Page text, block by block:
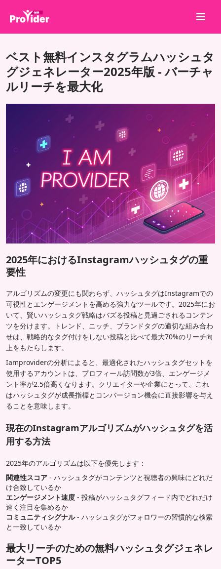
会社概要
ログイン
サインアップ
利用規約
ベスト無料インスタグラムハッシュタ
グジェネレーター2025年版 - バーチャ
ルリーチを最大化
2025年におけるInstagramハッシュタグの重
要性
アルゴリズムの変更にも関わらず、ハッシュタグはInstagramでの
可視性とエンゲージメントを高める強力なツールです。2025年にお
いて、賢いハッシュタグ戦略はバズる投稿と見過ごされるコンテン
ツを分けます。トレンド、ニッチ、ブランドタグの適切な組み合わ
せは、戦略的なタグ付けをしない投稿と比べて最大70%のリーチ向
上をもたらします。
Iamproviderの分析によると、最適化されたハッシュタグセットを
使用するアカウントは、プロフィール訪問数が3倍、エンゲージメ
ント率が2.5倍高くなります。クリエイターや企業にとって、これ
はハッシュタグが成長指標とコンバージョン機会に直接影響を与え
ることを意味します。
現在のInstagramアルゴリズムがハッシュタグを活
用する方法
2025年のアルゴリズムは以下を優先します：
関連性スコア - ハッシュタグがコンテンツと視聴者の興味にどれだ
け合致しているか
エンゲージメント速度 - 投稿がハッシュタグフィード内でどれだけ
速く注目を集めるか
コミュニティシグナル- ハッシュタグがフォロワーの習慣的な検索
と一致しているか
最大リーチのための無料ハッシュタグジェネレ
ーターTOP5